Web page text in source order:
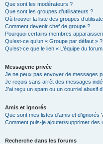
Que sont les modérateurs ?
Que sont les groupes d’utilisateurs ?
Où trouver la liste des groupes
Comment devenir chef de groupe ?
Pourquoi certains membres
Qu’est-ce qu’un « Groupe par défaut » ?
Qu’est-ce que le lien « L’équipe du
Messagerie privée
Je ne peux pas envoyer de messages
Je reçois sans arrêt des messages
J’ai reçu un spam ou un courriel abusif
Amis et ignorés
Que sont mes listes d’amis et d’ignorés
Comment puis-je ajouter/supprimer des
Recherche dans les forums